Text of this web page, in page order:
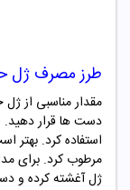
طرز مصرف ژل
مقدار مناسبی از
دست ها قرار دهید.
استفاده کرد. بهتر
مرطوب کرد. برای
ژل آغشته کرده و